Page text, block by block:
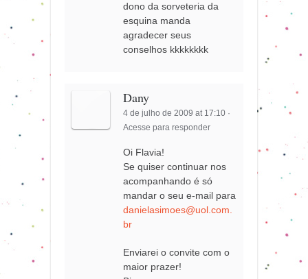
dono da sorveteria da
esquina manda
agradecer seus
conselhos kkkkkkkk
Dany
4 de julho de 2009 at 17:10 ·
Acesse para responder
Oi Flavia!
Se quiser continuar nos
acompanhando é só
mandar o seu e-mail para
danielasimoes@uol.com.
br
Enviarei o convite com o
maior prazer!